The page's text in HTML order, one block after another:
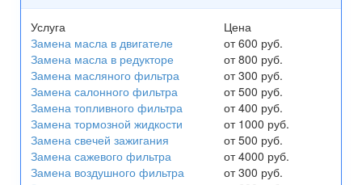
Услуга
Цена
Замена масла в двигателе
от 600 руб.
Замена масла в редукторе
от 800 руб.
Замена масляного фильтра
от 300 руб.
Замена салонного фильтра
от 500 руб.
Замена топливного фильтра
от 400 руб.
Замена тормозной жидкости
от 1000 руб.
Замена свечей зажигания
от 500 руб.
Замена сажевого фильтра
от 4000 руб.
Замена воздушного фильтра
от 300 руб.